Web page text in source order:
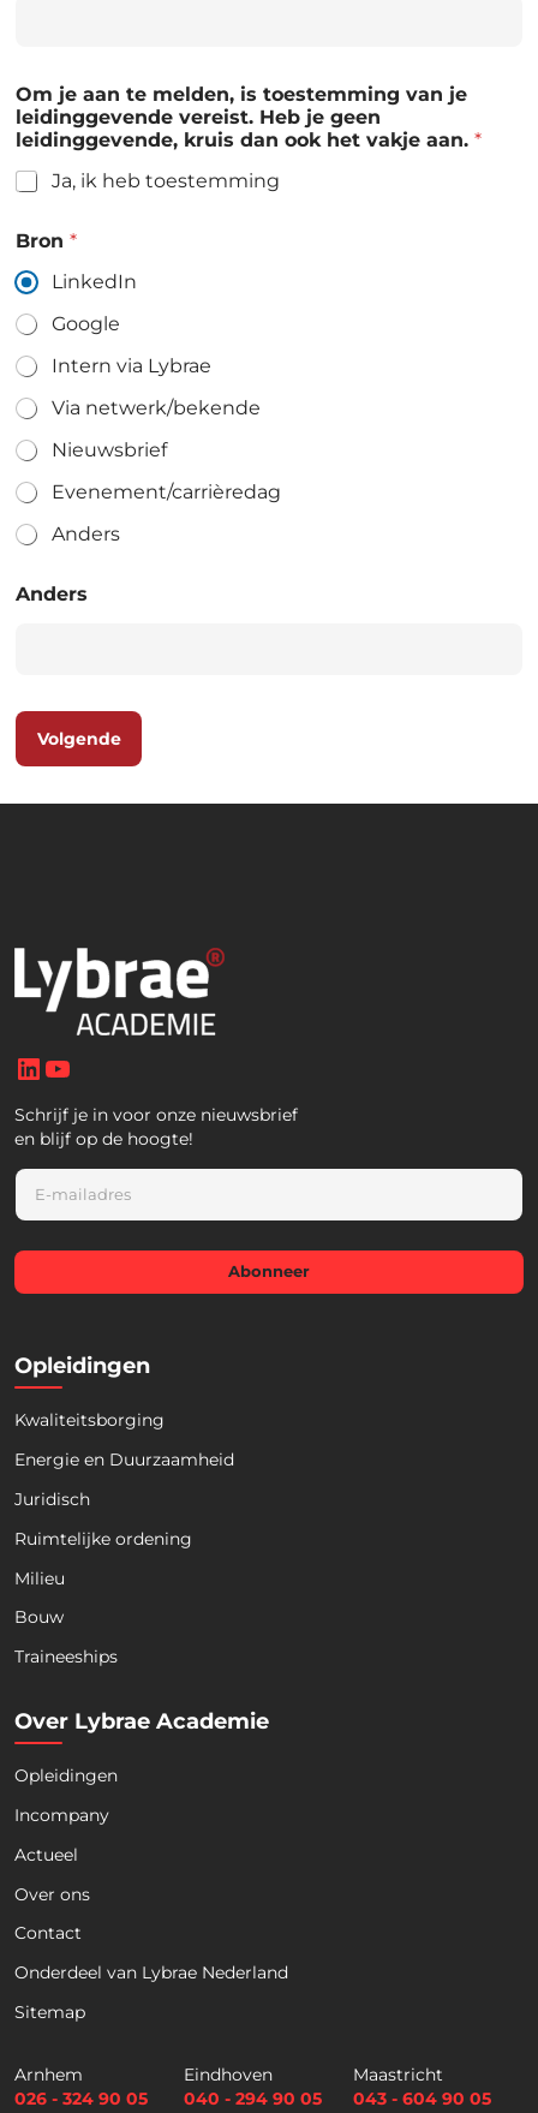
Om je aan te melden, is toestemming van je
leidinggevende vereist. Heb je geen
leidinggevende, kruis dan ook het vakje aan. *
Ja, ik heb toestemming
Bron *
LinkedIn
Google
Intern via Lybrae
Via netwerk/bekende
Nieuwsbrief
Evenement/carrièredag
Anders
Anders
Volgende
LinkedIn
Schrijf je in voor onze nieuwsbrief
en blijf op de hoogte!
E
a
i
*
Abonneer
Opleidingen
Kwaliteitsborging
Energie en Duurzaamheid
Juridisch
Ruimtelijke ordening
Milieu
Bouw
Traineeships
Over Lybrae Academie
Opleidingen
Incompany
Actueel
Over ons
Contact
Onderdeel van Lybrae Nederland
Sitemap
Arnhem
026 - 324 90 05
Eindhoven
040 - 294 90 05
Maastricht
043 - 604 90 05
Naam
Telefoon
m
a